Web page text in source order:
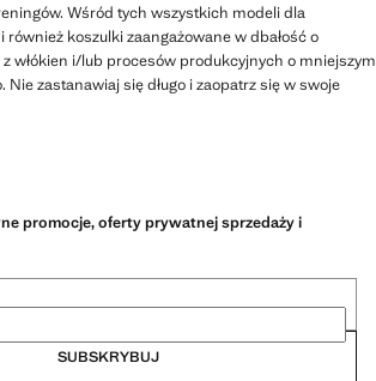
Wśród tych wszystkich modeli dla
również koszulki zaangażowane w dbałość o
włókien i/lub procesów produkcyjnych o mniejszym
Nie zastanawiaj się długo i zaopatrz się w swoje
promocje, oferty prywatnej sprzedaży i
SUBSKRYBUJ